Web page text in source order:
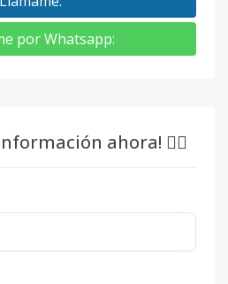
por Whatsapp:
ahora! 👇🏽